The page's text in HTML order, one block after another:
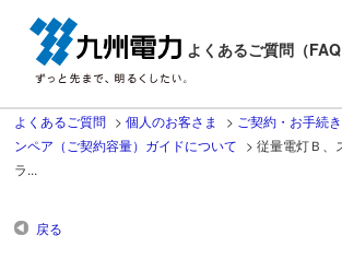
よくあるご質問（FAQ
よくあるご質問 >個人のお客さま > ご契約・お手続
ンペア（ご契約容量）ガイドについて >従量電灯Ｂ、
ラ...
戻る